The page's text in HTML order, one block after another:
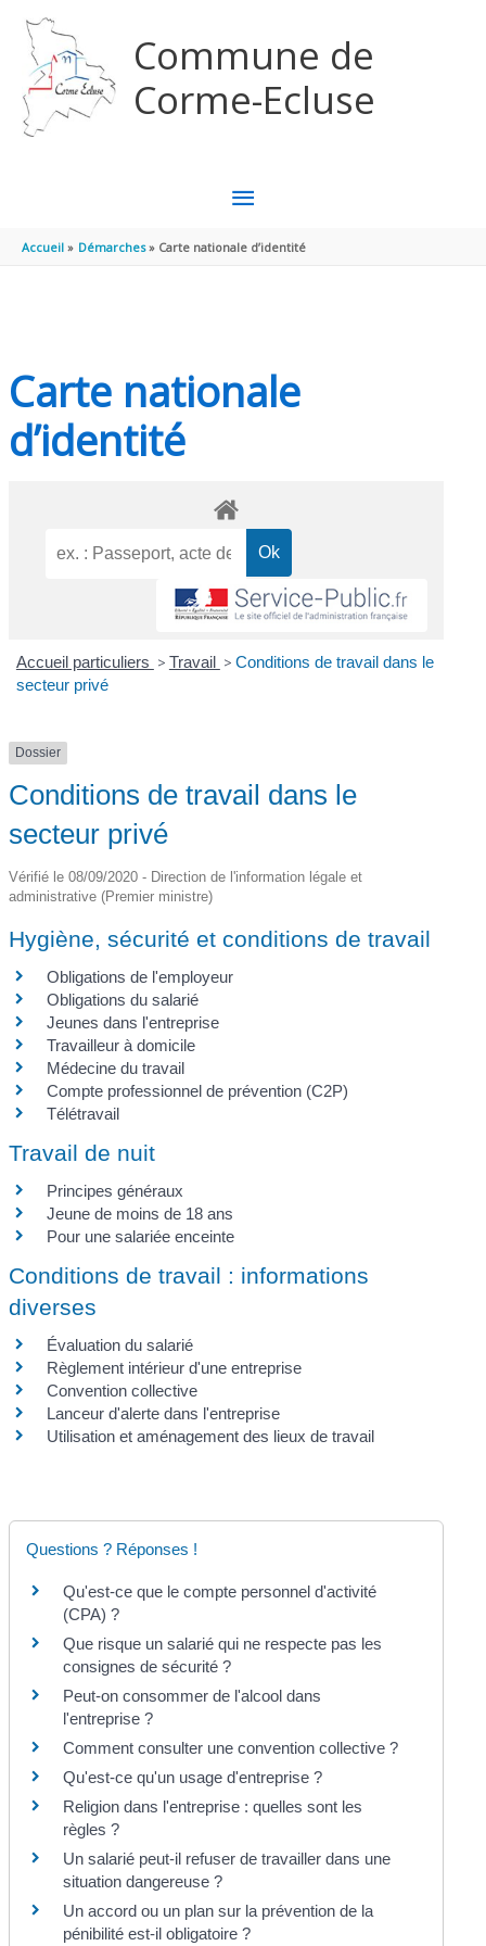
Commune de
Corme-Ecluse
MENU
PRINCIPAL
Accueil Démarches Carte nationale d’identité
Carte nationale
d’identité
Accueil particuliers > Travail > Conditions de travail dans le
secteur privé
Dossier
Conditions de travail dans le
secteur privé
Vérifié le 08/09/2020 - Direction de l'information légale et
administrative (Premier ministre)
Hygiène, sécurité et conditions de travail
Obligations de l'employeur
Obligations du salarié
Jeunes dans l'entreprise
Travailleur à domicile
Médecine du travail
Compte professionnel de prévention (C2P)
Télétravail
Travail de nuit
Principes généraux
Jeune de moins de 18 ans
Pour une salariée enceinte
Conditions de travail : informations
diverses
Évaluation du salarié
Règlement intérieur d'une entreprise
Convention collective
Lanceur d'alerte dans l'entreprise
Utilisation et aménagement des lieux de travail
Questions ? Réponses !
Qu'est-ce que le compte personnel d'activité
(CPA) ?
Que risque un salarié qui ne respecte pas les
consignes de sécurité ?
Peut-on consommer de l'alcool dans
l'entreprise ?
Comment consulter une convention collective ?
Qu'est-ce qu'un usage d'entreprise ?
Religion dans l'entreprise : quelles sont les
règles ?
Un salarié peut-il refuser de travailler dans une
situation dangereuse ?
Un accord ou un plan sur la prévention de la
pénibilité est-il obligatoire ?